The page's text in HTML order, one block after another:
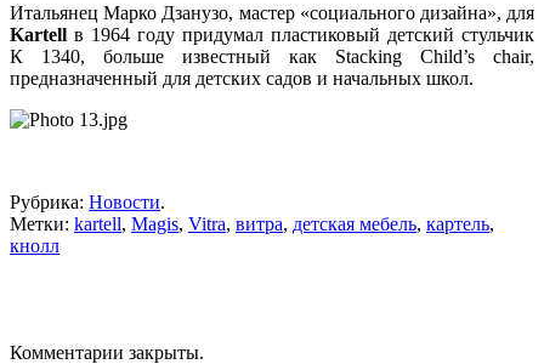
Итальянец Марко Дзанузо, мастер «социального дизайна», для
Kartell в 1964 году придумал пластиковый детский стульчик
К 1340, больше известный как Stacking Child’s chair,
предназначенный для детских садов и начальных школ.
Рубрика: Новости.
Метки: kartell, Magis, Vitra, витра, детская мебель, картель,
кнолл
Комментарии закрыты.